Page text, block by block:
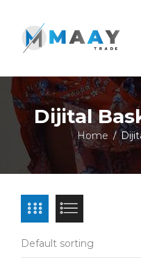
Dijital
Home /
Default sorting